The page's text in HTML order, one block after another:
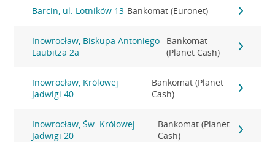
Barcin, ul. Lotników 13 Bankomat (Euronet)
Inowrocław, Biskupa Antoniego
Laubitza 2a
Bankomat
(Planet Cash)
Inowrocław, Królowej
Jadwigi 40
Bankomat (Planet
Cash)
Inowrocław, Św. Królowej
Jadwigi 20
Bankomat (Planet
Cash)